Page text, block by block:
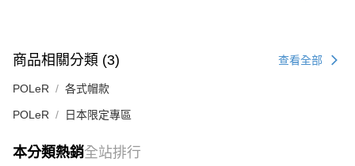
商品相關分類 (3) 查看全部
POLeR 各式帽款
POLeR 日本限定專區
本分類熱銷全站排行